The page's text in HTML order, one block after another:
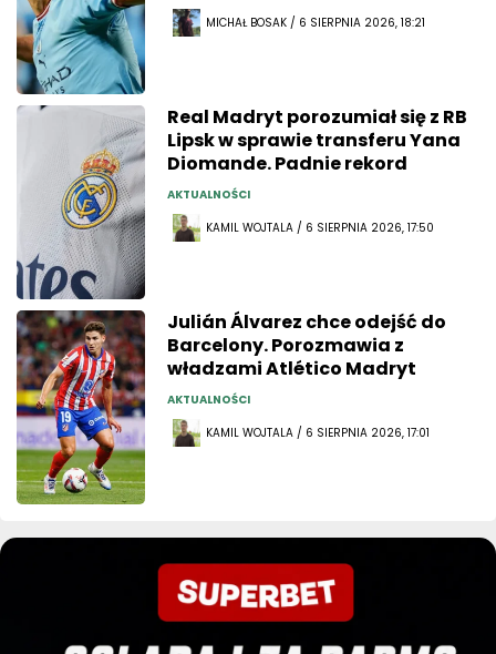
MICHAŁ BOSAK / 6 SIERPNIA 2026, 18:21
Real Madryt porozumiał się z RB
Lipsk w sprawie transferu Yana
Diomande. Padnie rekord
AKTUALNOŚCI
KAMIL WOJTALA / 6 SIERPNIA 2026, 17:50
Julián Álvarez chce odejść do
Barcelony. Porozmawia z
władzami Atlético Madryt
AKTUALNOŚCI
KAMIL WOJTALA / 6 SIERPNIA 2026, 17:01